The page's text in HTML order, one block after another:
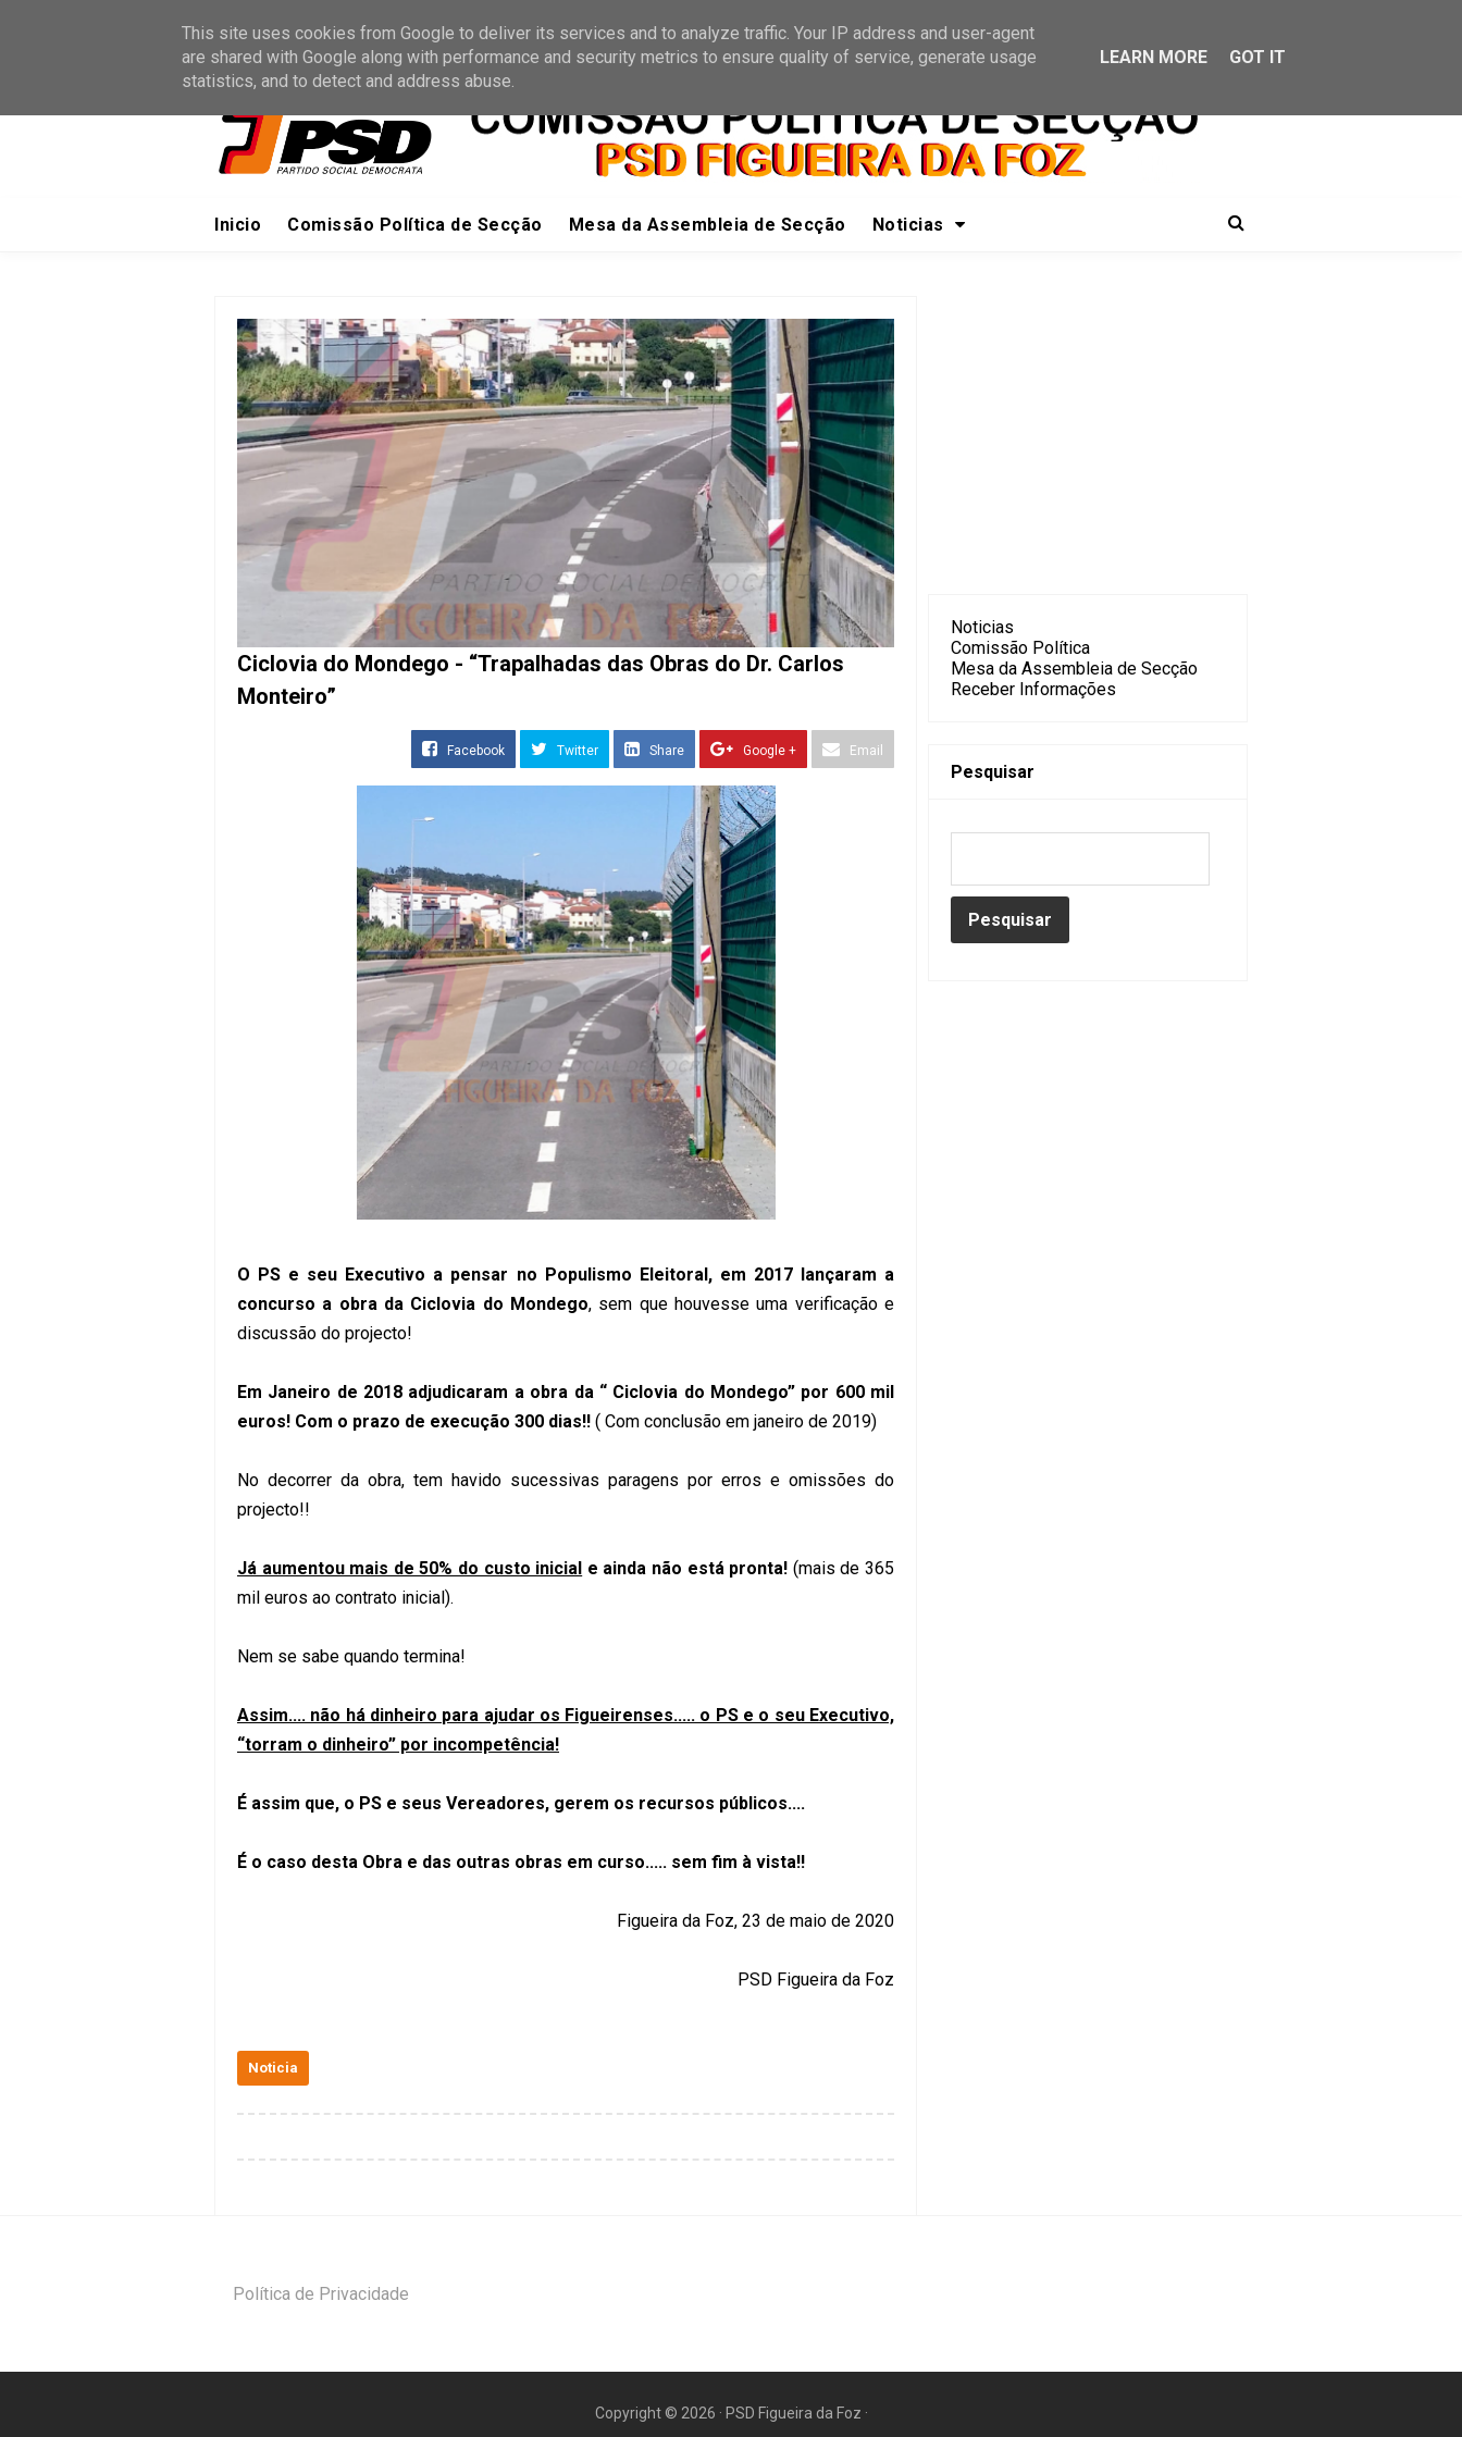
Inicio Sites Oficiais Junte-se a nós Receber Informações
Inicio Comissão Política de Secção Mesa da Assembleia de Secção Noticias
Ciclovia do Mondego - “Trapalhadas das Obras do Dr. Carlos
Monteiro”
Facebook Twitter Share Google + Email
O PS e seu Executivo a pensar no Populismo Eleitoral, em 2017 lançaram a
concurso a obra da Ciclovia do Mondego, sem que houvesse uma verificação e
discussão do projecto!
Em Janeiro de 2018 adjudicaram a obra da “ Ciclovia do Mondego” por 600 mil
euros! Com o prazo de execução 300 dias!! ( Com conclusão em janeiro de 2019)
No decorrer da obra, tem havido sucessivas paragens por erros e omissões do
projecto!!
Já aumentou mais de 50% do custo inicial e ainda não está pronta! (mais de 365
mil euros ao contrato inicial).
Nem se sabe quando termina!
Assim.... não há dinheiro para ajudar os Figueirenses..... o PS e o seu Executivo,
“torram o dinheiro” por incompetência!
É assim que, o PS e seus Vereadores, gerem os recursos públicos....
É o caso desta Obra e das outras obras em curso..... sem fim à vista!!
Figueira da Foz, 23 de maio de 2020
PSD Figueira da Foz
Noticia
Noticias
Comissão Política
Mesa da Assembleia de Secção
Receber Informações
Pesquisar
Política de Privacidade
Copyright © 2026 · PSD Figueira da Foz ·
This site uses cookies from Google to deliver its services and to analyze traffic. Your IP address and user-agent
are shared with Google along with performance and security metrics to ensure quality of service, generate usage
statistics, and to detect and address abuse.
LEARN MORE GOT IT